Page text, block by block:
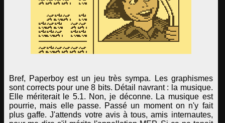
Bref, Paperboy est un jeu très sympa. Les graphismes
sont corrects pour une 8 bits. Détail navrant : la musique.
Elle mériterait le 5.1. Non, je déconne. La musique est
pourrie, mais elle passe. Passé un moment on n'y fait
plus gaffe. J'attends votre avis à tous, amis internautes,